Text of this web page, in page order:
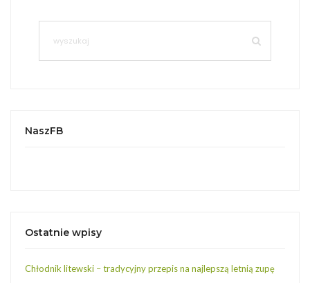
NaszFB
Ostatnie wpisy
Chłodnik litewski – tradycyjny przepis na najlepszą letnią zupę